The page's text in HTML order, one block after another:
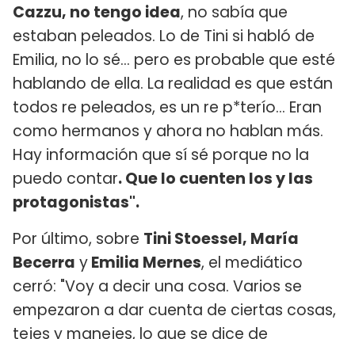
Cazzu, no tengo idea, no sabía que
estaban peleados. Lo de Tini si habló de
Emilia, no lo sé... pero es probable que esté
hablando de ella. La realidad es que están
todos re peleados, es un re p*terío... Eran
como hermanos y ahora no hablan más.
Hay información que sí sé porque no la
puedo contar. Que lo cuenten los y las
protagonistas".
Por último, sobre Tini Stoessel, María
Becerra yEmilia Mernes, el mediático
cerró: "Voy a decir una cosa. Varios se
empezaron a dar cuenta de ciertas cosas,
tejes y manejes, lo que se dice de